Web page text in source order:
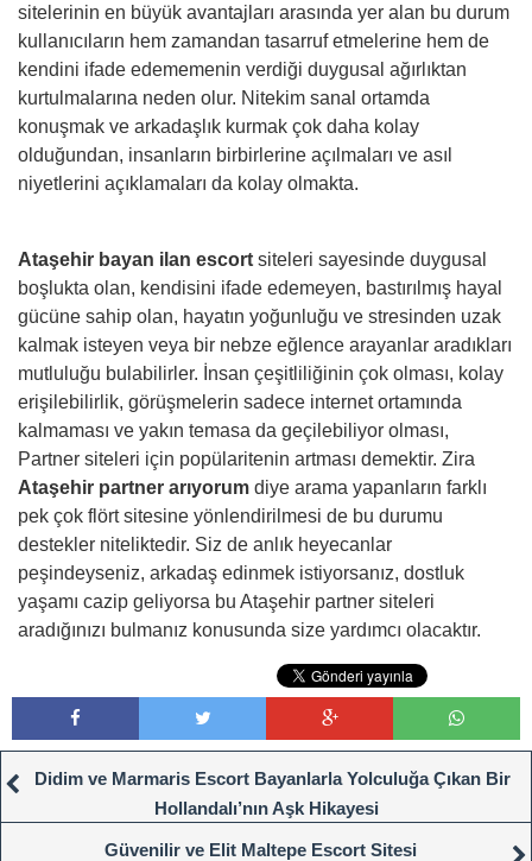
sitelerinin en büyük avantajları arasında yer alan bu durum
kullanıcıların hem zamandan tasarruf etmelerine hem de
kendini ifade edememenin verdiği duygusal ağırlıktan
kurtulmalarına neden olur. Nitekim sanal ortamda
konuşmak ve arkadaşlık kurmak çok daha kolay
olduğundan, insanların birbirlerine açılmaları ve asıl
niyetlerini açıklamaları da kolay olmakta.
Ataşehir bayan ilan escort siteleri sayesinde duygusal
boşlukta olan, kendisini ifade edemeyen, bastırılmış hayal
gücüne sahip olan, hayatın yoğunluğu ve stresinden uzak
kalmak isteyen veya bir nebze eğlence arayanlar aradıkları
mutluluğu bulabilirler. İnsan çeşitliliğinin çok olması, kolay
erişilebilirlik, görüşmelerin sadece internet ortamında
kalmaması ve yakın temasa da geçilebiliyor olması,
Partner siteleri için popülaritenin artması demektir. Zira
Ataşehir partner arıyorum diye arama yapanların farklı
pek çok flört sitesine yönlendirilmesi de bu durumu
destekler niteliktedir. Siz de anlık heyecanlar
peşindeyseniz, arkadaş edinmek istiyorsanız, dostluk
yaşamı cazip geliyorsa bu Ataşehir partner siteleri
aradığınızı bulmanız konusunda size yardımcı olacaktır.
Didim ve Marmaris Escort Bayanlarla Yolculuğa Çıkan Bir
Hollandalı’nın Aşk Hikayesi
Güvenilir ve Elit Maltepe Escort Sitesi